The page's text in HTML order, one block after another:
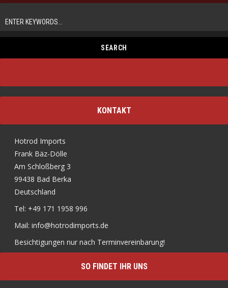
KONTAKT
Hotrod Imports
Frank Bäz-Dölle
Am Schloßberg 3
99438 Bad Berka
Deutschland
Tel: +49 171 1958 996
Mail: info@hotrodimports.de
Besichtigungen nur nach Terminvereinbarung!
SO FINDET IHR UNS